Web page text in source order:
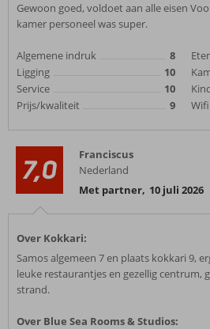
Gewoon goed, voldoet aan alle eisen
kamer personeel was super.
Algemene indruk
8
Ligging
10
Service
10
Prijs/kwaliteit
9
7,0
Franciscus
Nederland
Met partner, 10 juli 2026
Over Kokkari:
Samos algemeen 7 en plaats kokkari 9,
leuke restaurantjes en gezellig centrum,
strand.
Over Blue Sea Rooms & Studios: